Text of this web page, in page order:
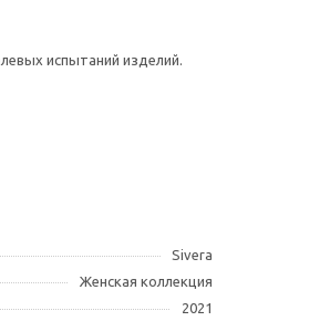
испытаний изделий.
Sivera
Женская коллекция
2021